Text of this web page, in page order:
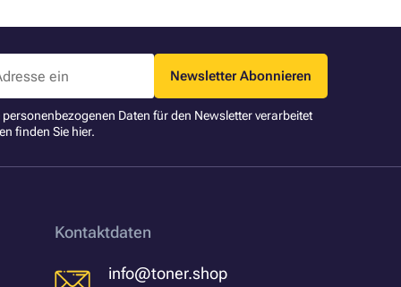
Newsletter Abonnieren
Daten für den Newsletter verarbeitet
finden Sie hier.
Kontaktdaten
info@toner.shop